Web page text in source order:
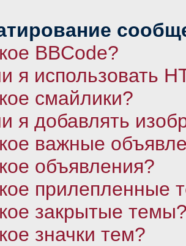
BBCode?
я использовать
смайлики?
я добавлять
важные
объявления?
прилепленные
закрытые
значки тем?